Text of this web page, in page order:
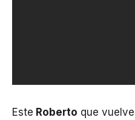
Este Roberto que